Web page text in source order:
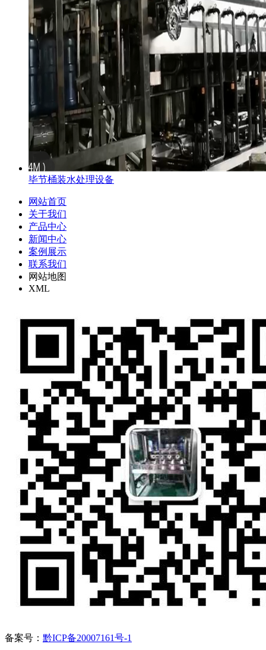
毕节桶装水处理设备
网站首页
关于我们
产品中心
新闻中心
案例展示
联系我们
网站地图
XML
备案号： 黔ICP备20007161号-1